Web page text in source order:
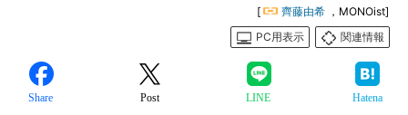
[ 齊藤由希 ，MONOist]
PC用表示
関連情報
Share Post LINE Hatena